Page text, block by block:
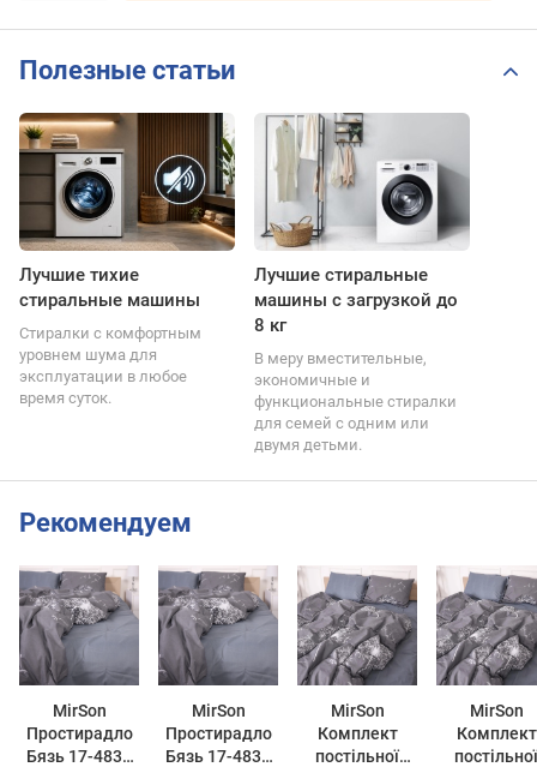
Полезные статьи
Лучшие тихие
стиральные машины
Стиралки с комфортным
уровнем шума для
эксплуатации в любое
время суток.
Лучшие стиральные
машины с загрузкой до
8 кг
В меру вместительные,
экономичные и
функциональные стиралки
для семей с одним или
двумя детьми.
Рекомендуем
MirSon
Простирадло
Бязь 17-4837
MirSon
Простирадло
Бязь 17-4837
MirSon
Комплект
постільної
MirSon
Комплект
постільної